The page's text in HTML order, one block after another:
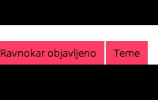
Ravnokar objavljeno Teme